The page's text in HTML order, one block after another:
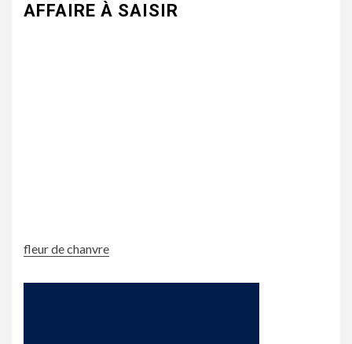
AFFAIRE À SAISIR
fleur de chanvre